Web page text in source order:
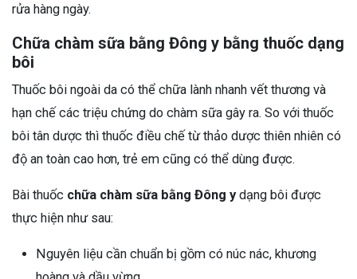
rửa hàng ngày.
Chữa chàm sữa bằng Đông y bằng thuốc dạng
bôi
Thuốc bôi ngoài da có thể chữa lành nhanh vết thương và
hạn chế các triệu chứng do chàm sữa gây ra. So với thuốc
bôi tân dược thì thuốc điều chế từ thảo dược thiên nhiên có
độ an toàn cao hơn, trẻ em cũng có thể dùng được.
Bài thuốc chữa chàm sữa bằng Đông ydạng bôi được
thực hiện như sau:
Nguyên liệu cần chuẩn bị gồm có núc nác, khương